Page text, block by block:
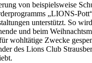
von beispielsweise
„LIONS-
unterstützt. So
und beim
wohltätige Zwecke
des Lions Club